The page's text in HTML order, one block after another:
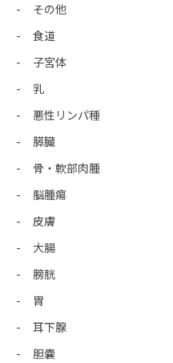
その他
食道
子宮体
乳
悪性リンパ種
膵臓
骨・軟部肉腫
脳腫瘍
皮膚
大腸
膀胱
胃
耳下腺
胆嚢